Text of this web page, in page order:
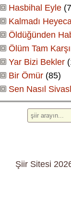
Hasbihal Eyle
Kalmadı
Öldüğünden
Ölüm Tam
Yar Bizi Bekler
Bir Ömür (85)
Sen Nasıl
Şiir Sitesi